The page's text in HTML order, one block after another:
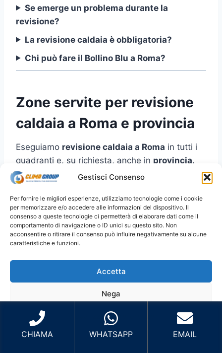
Gestisci Consenso
Per fornire le migliori esperienze, utilizziamo tecnologie come i cookie
per memorizzare e/o accedere alle informazioni del dispositivo. Il
consenso a queste tecnologie ci permetterà di elaborare dati come il
comportamento di navigazione o ID unici su questo sito. Non
acconsentire o ritirare il consenso può influire negativamente su alcune
caratteristiche e funzioni.
Accetta
Nega
Visualizza le preferenze
Cookie PolicyPrivacy Policy
Se emerge un problema durante la
revisione?
La revisione caldaia è obbligatoria?
Chi può fare il Bollino Blu a Roma?
Zone servite per revisione
caldaia a Roma e provincia
Eseguiamo revisione caldaia a Roma in tutti i
quadranti e, su richiesta, anche in provincia.
Per prenotare più velocemente, indica
zona/quartiere
Roma Centro: Centro Storico, Prati,
Trastevere, Aventino, San Giovanni e zone
limitrofe.
Flaminio, Fleming, Monte Mario e zone
limitrofe.
: Tiburtina, Prenestina,
Tuscolana, Centocelle, Cinecittà, Tor
Vergata e zone limitrofe.
Roma Sud
: EUR, Ostiense, Garbatella,
CHIAMA WHATSAPP EMAIL